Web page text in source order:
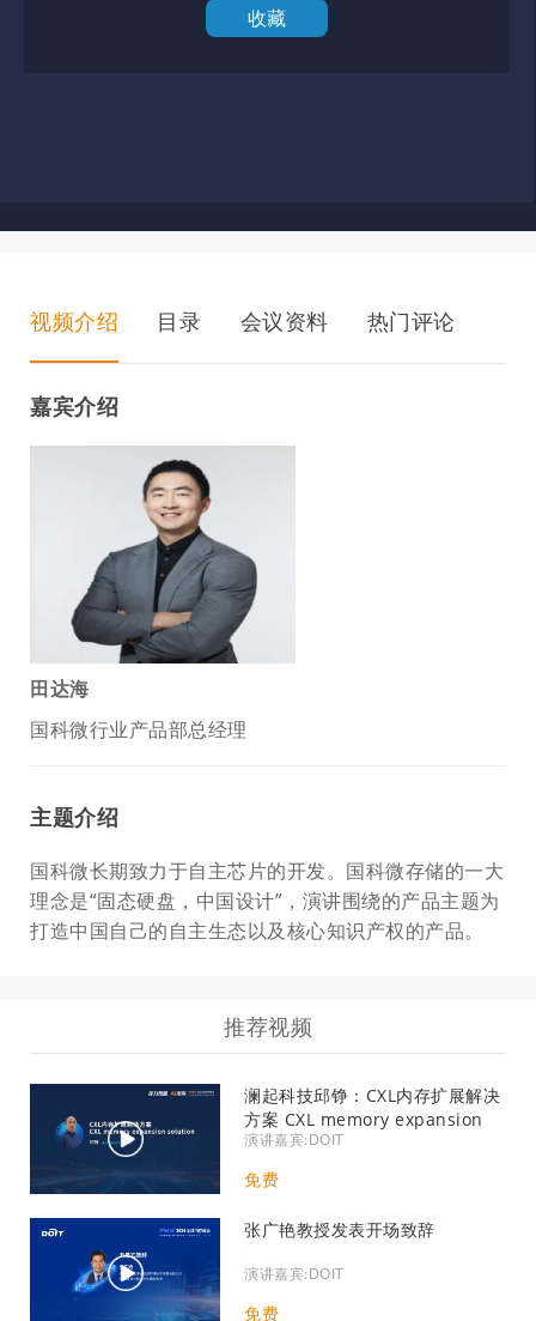
收藏
视频介绍 目录 会议资料 热门评论
嘉宾介绍
田达海
国科微行业产品部总经理
主题介绍
国科微长期致力于自主芯片的开发。国科微存储的一大
理念是“固态硬盘，中国设计”，演讲围绕的产品主题为
打造中国自己的自主生态以及核心知识产权的产品。
推荐视频
澜起科技邱铮：CXL内存扩展解决
方案 CXL memory expansion
solution
演讲嘉宾:DOIT
免费
张广艳教授发表开场致辞
演讲嘉宾:DOIT
免费